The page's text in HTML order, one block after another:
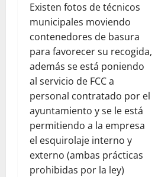
Existen fotos de técnicos
municipales moviendo
contenedores de basura
para favorecer su recogida,
además se está poniendo
al servicio de FCC a
personal contratado por el
ayuntamiento y se le está
permitiendo a la empresa
el esquirolaje interno y
externo (ambas prácticas
prohibidas por la ley)